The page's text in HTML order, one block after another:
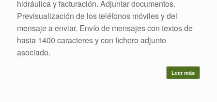
hidráulica y facturación. Adjuntar documentos.
Previsualización de los teléfonos móviles y del
mensaje a enviar. Envío de mensajes con textos de
hasta 1400 caracteres y con fichero adjunto
asociado.
Leer más